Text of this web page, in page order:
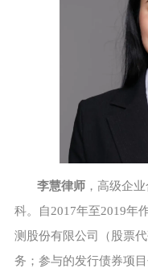
李慧律师 ，高级企
科。自2017年至2019年
测股份有限公司（股票
务；参与的发行债券项